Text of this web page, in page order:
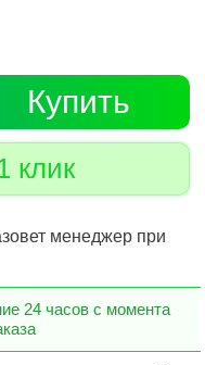
Купить
клик
менеджер при
24 часов с момента